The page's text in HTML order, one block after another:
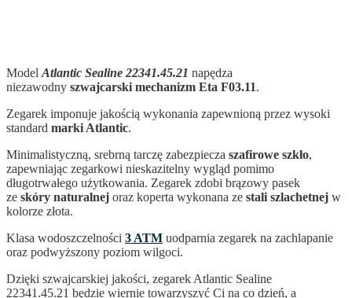
Model Atlantic Sealine 22341.45.21 napędza
niezawodny szwajcarski mechanizm Eta F03.11.
Zegarek imponuje jakością wykonania zapewnioną przez wysoki
standard marki Atlantic.
Minimalistyczną, srebrną tarczę zabezpiecza szafirowe szkło,
zapewniając zegarkowi nieskazitelny wygląd pomimo
długotrwałego użytkowania. Zegarek zdobi brązowy pasek
ze skóry naturalnej oraz koperta wykonana ze stali szlachetnej w
kolorze złota.
Klasa wodoszczelności 3 ATM uodparnia zegarek na zachlapanie
oraz podwyższony poziom wilgoci.
Dzięki szwajcarskiej jakości, zegarek Atlantic Sealine
22341.45.21 będzie wiernie towarzyszyć Ci na co dzień, a